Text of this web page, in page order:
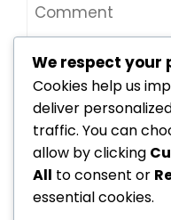
We respect your
Cookies help us
deliver
traffic. You can
allow by clicking
All to consent or
essential cookies.